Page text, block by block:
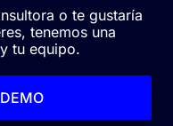
o te gustaría
tenemos una
tu equipo.